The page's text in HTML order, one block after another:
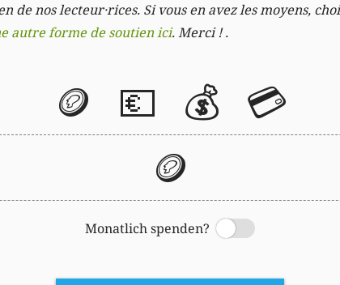
de nos lecteur·rices. Si vous en avez les moyens,
autre forme de soutien ici. Merci ! .
🪙 💶 💰 💳
🪙
Monatlich spenden?
Switch